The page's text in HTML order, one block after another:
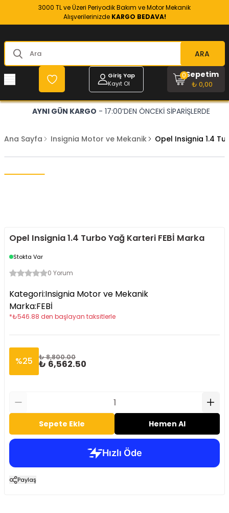
3000 TL ve Üzeri Periyodik Bakım ve Motor Mekanik
Alışverilerinizde KARGO BEDAVA!
ARA
Giriş Yap
Kayıt Ol
Sepetim
₺ 0,00
0
AYNI GÜN KARGO - 17:00’DEN ÖNCEKİ SİPARİŞLERDE
Ana Sayfa Insignia Motor ve Mekanik Opel Insignia 1.4
Opel Insignia 1.4 Turbo Yağ Karteri FEBİ Marka
Stokta Var
0 Yorum
Kategori:Insignia Motor ve Mekanik
Marka:FEBİ
*₺546.88 den başlayan taksitlerle
%25 ₺ 8,800.00
₺ 6,562.50
Sepete Ekle Hemen Al
Paylaş